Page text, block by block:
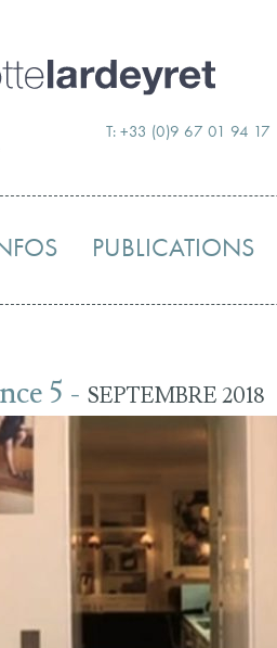
Skip
to
T: +33 (0)9 67 01 94 17
PUBLICATIONS
5 - SEPTEMBRE 2018